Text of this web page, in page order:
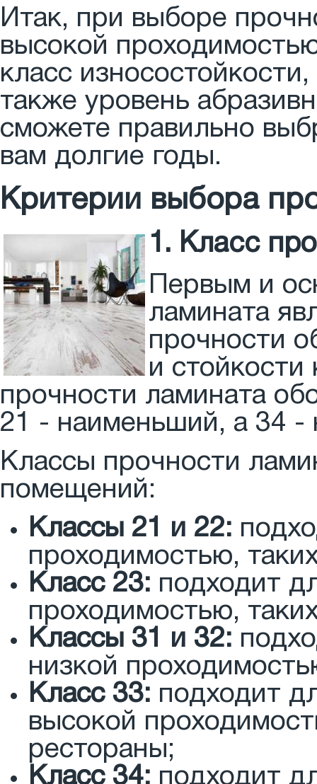
Итак, при выборе
высокой
класс
также уровень
сможете правильно
вам долгие годы.
Критерии выбора
1. Класс
Первым и
ламината
прочности
и
прочности ламината
21 - наименьший, а 34 -
Классы прочности
помещений:
Классы 21 и 22:
проходимостью,
Класс 23: подходит
проходимостью,
Классы 31 и 32:
низкой
Класс 33: подходит
высокой
рестораны;
Класс 34: подходит